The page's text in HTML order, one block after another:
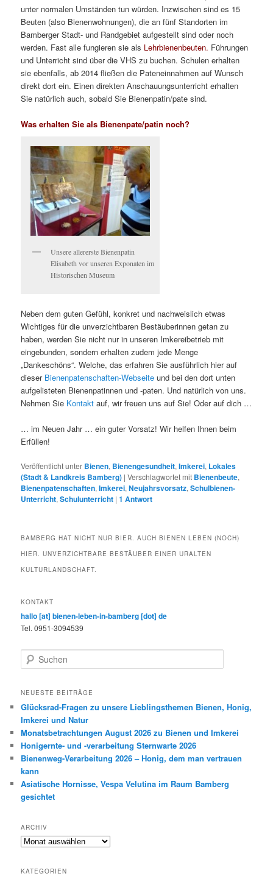
unter normalen Umständen tun würden. Inzwischen sind es 15
Beuten (also Bienenwohnungen), die an fünf Standorten im
Bamberger Stadt- und Randgebiet aufgestellt sind oder noch
werden. Fast alle fungieren sie als Lehrbienenbeuten. Führungen
und Unterricht sind über die VHS zu buchen. Schulen erhalten
sie ebenfalls, ab 2014 fließen die Pateneinnahmen auf Wunsch
direkt dort ein. Einen direkten Anschauungsunterricht erhalten
Sie natürlich auch, sobald Sie Bienenpatin/pate sind.
Was erhalten Sie als Bienenpate/patin noch?
Unsere allererste Bienenpatin
Elisabeth vor unseren Exponaten im
Historischen Museum
Neben dem guten Gefühl, konkret und nachweislich etwas
Wichtiges für die unverzichtbaren Bestäuberinnen getan zu
haben, werden Sie nicht nur in unseren Imkereibetrieb mit
eingebunden, sondern erhalten zudem jede Menge
„Dankeschöns“. Welche, das erfahren Sie ausführlich hier auf
dieser Bienenpatenschaften-Webseite und bei den dort unten
aufgelisteten Bienenpatinnen und -paten. Und natürlich von uns.
Nehmen Sie Kontakt auf, wir freuen uns auf Sie! Oder auf dich …
… im Neuen Jahr … ein guter Vorsatz! Wir helfen Ihnen beim
Erfüllen!
Veröffentlicht unter Bienen, Bienengesundheit,Imkerei, Lokales
(Stadt & Landkreis Bamberg) |Verschlagwortet mit Bienenbeute,
Bienenpatenschaften,Imkerei,Neujahrsvorsatz,Schulbienen-
Unterricht,Schulunterricht |1 Antwort
BAMBERG HAT NICHT NUR BIER. AUCH BIENEN LEBEN (NOCH)
HIER. UNVERZICHTBARE BESTÄUBER EINER URALTEN
KULTURLANDSCHAFT.
KONTAKT
hallo [at] bienen-leben-in-bamberg [dot] de
Tel. 0951-3094539
u
h
n
NEUESTE BEITRÄGE
Glücksrad-Fragen zu unsere Lieblingsthemen Bienen, Honig,
Imkerei und Natur
Monatsbetrachtungen August 2026 zu Bienen und Imkerei
Honigernte- und -verarbeitung Sternwarte 2026
Bienenweg-Verarbeitung 2026 – Honig, dem man vertrauen
kann
Asiatische Hornisse, Vespa Velutina im Raum Bamberg
gesichtet
ARCHIV
Archiv
KATEGORIEN